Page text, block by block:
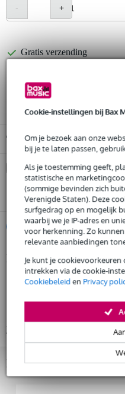
Cookie-instellingen bij Bax
Om je bezoek aan onze
bij je te laten passen,
Als je toestemming geeft,
statistische en
(sommige bevinden zich
Verenigde Staten). Deze
surfgedrag op en mogelijk
waarbij we je IP-adres en
voor herkenning. Zo
relevante aanbiedingen
Je kunt je
intrekken via de cookie-
Cookiebeleiden Privacy
Gratis verzending
3 jaar Bax Music garantie
Gratis ophalen in de
Kies nu voor 2 jaar
voordelen
€ 18,95 eenmalig
Huur dit product
Huur dit product al vanaf
Huur meerdere
€ 2.500,-
Al na 4 maanden
De mogelijkheid om je
Snelle vervanging door
Huur
Productinformatie
geproduceerd in Europa
productie door gekwalificeerd
Bekijk alle productspecificaties
Bekijk ook eens (1)